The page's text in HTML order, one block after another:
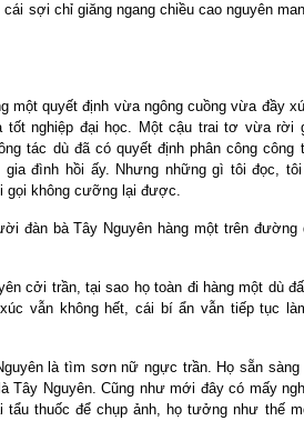
sợi chỉ giăng ngang chiều cao nguyên
một quyết định vừa ngông cuồng vừa đầy
tốt nghiệp đại học. Một cậu trai tơ vừa rời
tác dù đã có quyết định phân công công
đình hồi ấy. Nhưng những gì tôi đọc,
gọi không cưỡng lại được.
đàn bà Tây Nguyên hàng một trên đường
cởi trần, tại sao họ toàn đi hàng một dù
vẫn không hết, cái bí ẩn vẫn tiếp tục
là tìm sơn nữ ngực trần. Họ sẵn
Tây Nguyên. Cũng như mới đây có mấy
tẩu thuốc để chụp ảnh, họ tưởng như thế